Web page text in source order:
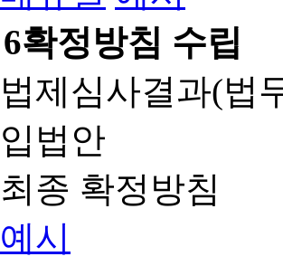
6확정방침 수립
법제심사결과(법
입법안
최종 확정방침
예시